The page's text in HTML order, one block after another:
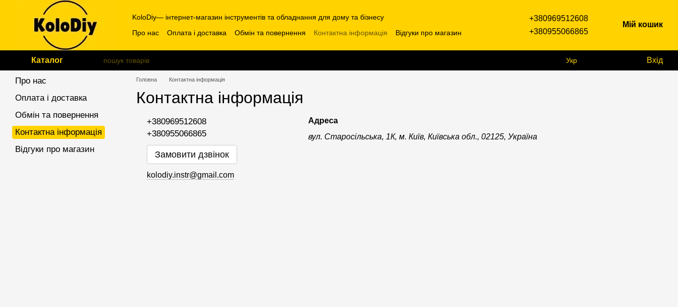
Перейти до основного контенту
KoloDiy— інтернет-магазин інструментів та обладнання для дому та бізнесу
Про нас
Оплата і доставка Обмін та повернення Контактна інформація Відгуки про магазин
+380969512608
+380955066865
Мій кошик
Каталог Укр Вхід
Головна Контактна інформація
Контактна інформація
+380969512608
+380955066865
Замовити дзвінок
kolodiy.instr@gmail.com
Адреса
вул. Старосільська, 1К, м. Київ, Київська обл., 02125, Україна
Про нас
Оплата і доставка
Обмін та повернення
Контактна інформація
Відгуки про магазин